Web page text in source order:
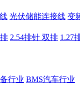
光伏储能连接线 变
2.54排针 双排 1.27
行业 BMS汽车行业